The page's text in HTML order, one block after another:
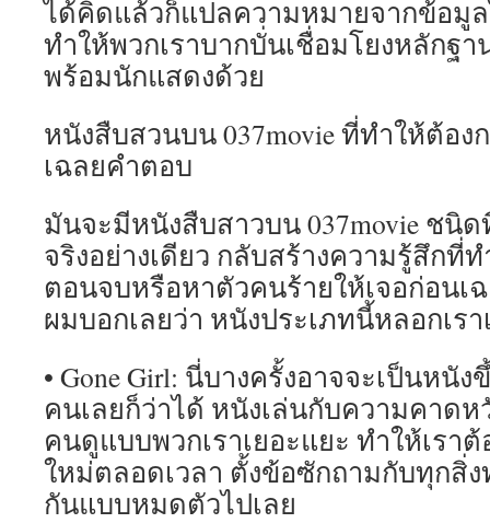
ได้คิดแล้วก็แปลความหมายจากข้อมู
ทำให้พวกเราบากบั่นเชื่อมโยงหลักฐ
พร้อมนักแสดงด้วย
หนังสืบสวนบน 037movie ที่ทำให้ต้อ
เฉลยคำตอบ
มันจะมีหนังสืบสาวบน 037movie ชนิด
จริงอย่างเดียว กลับสร้างความรู้สึกที่ท
ตอนจบหรือหาตัวคนร้ายให้เจอก่อนเ
ผมบอกเลยว่า หนังประเภทนี้หลอกเร
• Gone Girl: นี่บางครั้งอาจจะเป็นหนั
คนเลยก็ว่าได้ หนังเล่นกับความคาด
คนดูแบบพวกเราเยอะแยะ ทำให้เร
ใหม่ตลอดเวลา ตั้งข้อซักถามกับทุกสิ่
กันแบบหมดตัวไปเลย